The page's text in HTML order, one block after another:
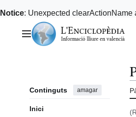
Notice: Unexpected
contingutMenú principal
Continguts amagar
Inici